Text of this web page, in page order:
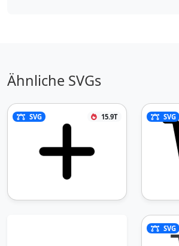
Ähnliche SVGs
SVG 15.9T SVG
SVG